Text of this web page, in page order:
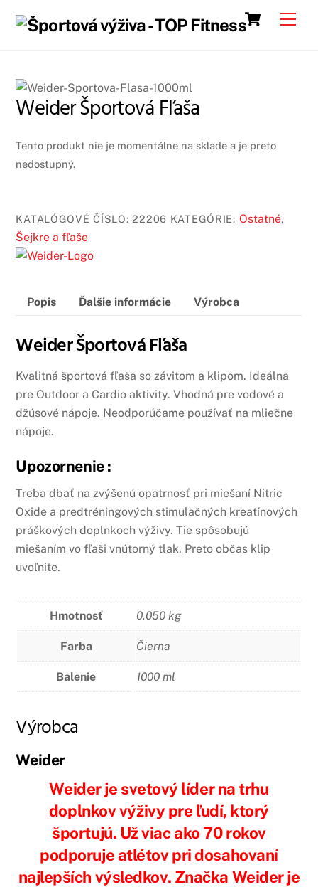
Cart
Weider Športová Fľaša
Tento produkt nie je momentálne na sklade a je preto
nedostupný.
KATALÓGOVÉ ČÍSLO:22206 KATEGÓRIE: Ostatné,
Šejkre a fľaše
Popis Ďalšie informácie Výrobca
Weider Športová Fľaša
Kvalitná športová fľaša so závitom a klipom. Ideálna
pre Outdoor a Cardio aktivity. Vhodná pre vodové a
džúsové nápoje. Neodporúčame používať na mliečne
nápoje.
Upozornenie :
Treba dbať na zvýšenú opatrnosť pri miešaní Nitric
Oxide a predtréningových stimulačných kreatínových
práškových doplnkoch výživy. Tie spôsobujú
miešaním vo fľaši vnútorný tlak. Preto občas klip
uvoľnite.
Hmotnosť 0.050 kg
Farba Čierna
Balenie 1000 ml
Výrobca
Weider
Weider je svetový líder na trhu
doplnkov výživy pre ľudí, ktorý
športujú. Už viac ako 70 rokov
podporuje atlétov pri dosahovaní
najlepších výsledkov. Značka Weider je